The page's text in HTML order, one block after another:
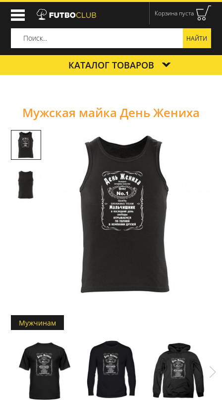
Корзина пуста
КАТАЛОГ ТОВАРОВ
Мужская майка День Жениха
Мужчинам